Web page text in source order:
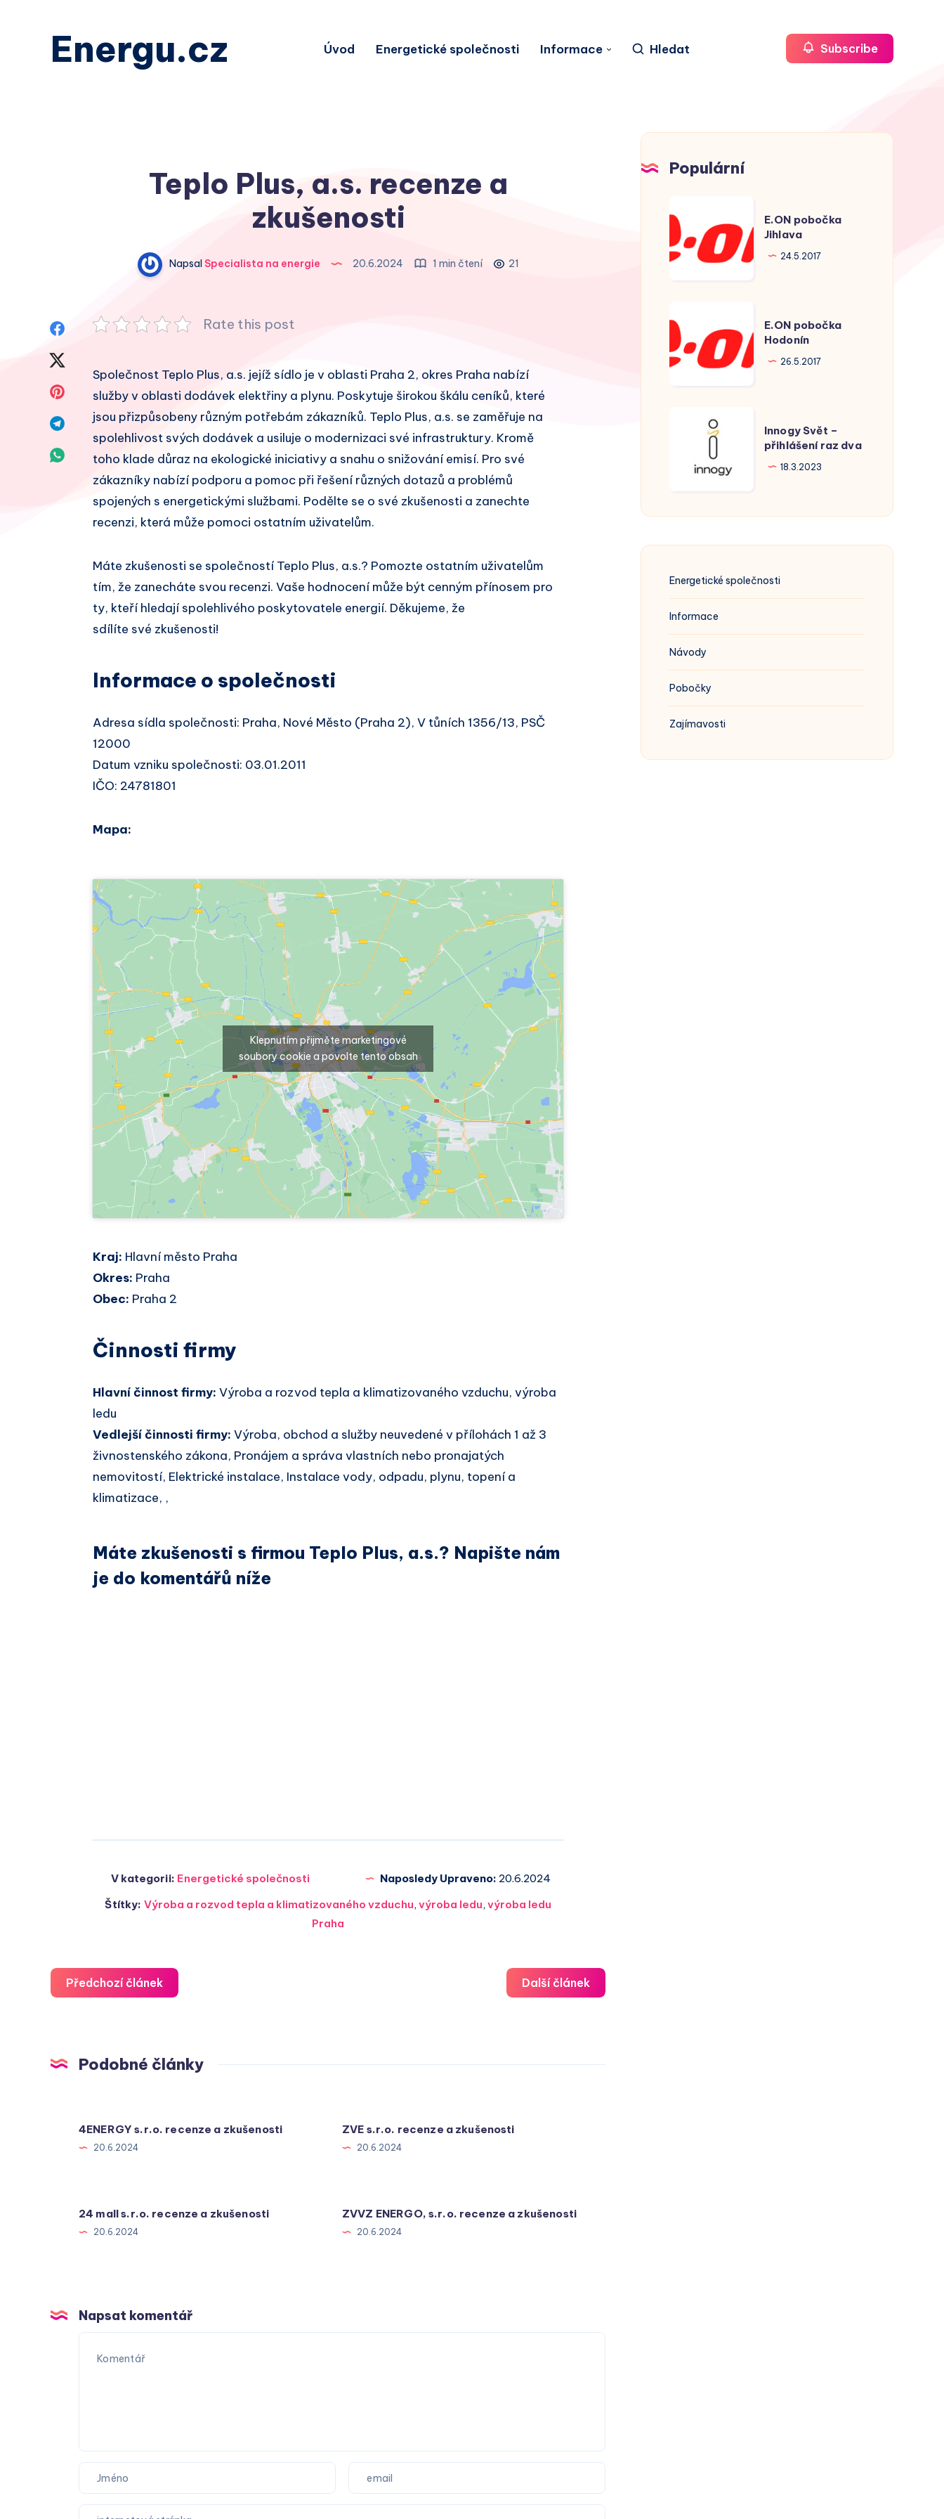
Energu.cz Úvod Energetické společnosti Informace Hledat Subscribe
Teplo Plus, a.s. recenze a
zkušenosti
NapsalSpecialista na energie 20.6.2024 1 min čtení 21
Sdílet
Facebook
Twitter
Sdílet
Pinterest
Sdílet
Telegram
Sdílet
Whatsapp
Rate this post
Společnost Teplo Plus, a.s. jejíž sídlo je v oblasti Praha 2, okres Praha nabízí
služby v oblasti dodávek elektřiny a plynu. Poskytuje širokou škálu ceníků, které
jsou přizpůsobeny různým potřebám zákazníků. Teplo Plus, a.s. se zaměřuje na
spolehlivost svých dodávek a usiluje o modernizaci své infrastruktury. Kromě
toho klade důraz na ekologické iniciativy a snahu o snižování emisí. Pro své
zákazníky nabízí podporu a pomoc při řešení různých dotazů a problémů
spojených s energetickými službami. Podělte se o své zkušenosti a zanechte
recenzi, která může pomoci ostatním uživatelům.
Máte zkušenosti se společností Teplo Plus, a.s.? Pomozte ostatním uživatelům
tím, že zanecháte svou recenzi. Vaše hodnocení může být cenným přínosem pro
ty, kteří hledají spolehlivého poskytovatele energií. Děkujeme, že
sdílíte své zkušenosti!
Informace o společnosti
Adresa sídla společnosti: Praha, Nové Město (Praha 2), V tůních 1356/13, PSČ
12000
Datum vzniku společnosti: 03.01.2011
IČO: 24781801
Mapa:
Klepnutím přijměte marketingové
soubory cookie a povolte tento obsah
Kraj: Hlavní město Praha
Okres: Praha
Obec: Praha 2
Činnosti firmy
Hlavní činnost firmy: Výroba a rozvod tepla a klimatizovaného vzduchu, výroba
ledu
Vedlejší činnosti firmy: Výroba, obchod a služby neuvedené v přílohách 1 až 3
živnostenského zákona, Pronájem a správa vlastních nebo pronajatých
nemovitostí, Elektrické instalace, Instalace vody, odpadu, plynu, topení a
klimatizace, ,
Máte zkušenosti s firmou Teplo Plus, a.s.? Napište nám
je do komentářů níže
V kategorii: Energetické společnosti Naposledy Upraveno: 20.6.2024
Štítky: Výroba a rozvod tepla a klimatizovaného vzduchu, výroba ledu, výroba ledu
Praha
Předchozí článek Další článek
Podobné články
4ENERGY s.r.o. recenze a zkušenosti
20.6.2024
ZVE s.r.o. recenze a zkušenosti
20.6.2024
24 mall s.r.o. recenze a zkušenosti
20.6.2024
ZVVZ ENERGO, s.r.o. recenze a zkušenosti
20.6.2024
Napsat komentář
Populární
pobočka
Jihlava
E.ON pobočka
Jihlava
24.5.2017
pobočka
Hodonín
E.ON pobočka
Hodonín
26.5.2017
přihlášení
dva
Innogy Svět –
přihlášení raz dva
18.3.2023
Energetické společnosti
Informace
Návody
Pobočky
Zajímavosti